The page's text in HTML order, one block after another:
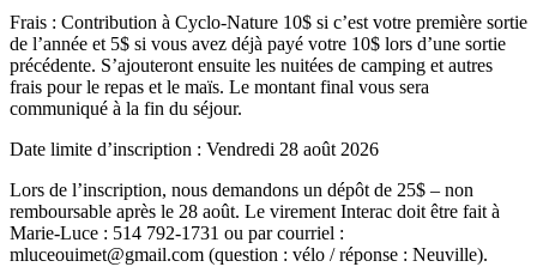
Frais : Contribution à Cyclo-Nature 10$ si c’est votre première sortie
de l’année et 5$ si vous avez déjà payé votre 10$ lors d’une sortie
précédente. S’ajouteront ensuite les nuitées de camping et autres
frais pour le repas et le maïs. Le montant final vous sera
communiqué à la fin du séjour.
Date limite d’inscription : Vendredi 28 août 2026
Lors de l’inscription, nous demandons un dépôt de 25$ – non
remboursable après le 28 août. Le virement Interac doit être fait à
Marie-Luce : 514 792-1731 ou par courriel :
mluceouimet@gmail.com (question : vélo / réponse : Neuville).